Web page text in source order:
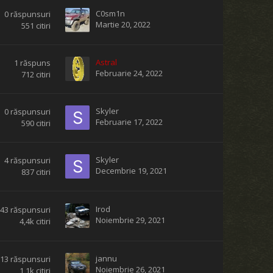
0 răspunsuri
551 citiri
C0sm1n
Martie 20, 2022
1 răspuns
712 citiri
Astral
Februarie 24, 2022
0 răspunsuri
590 citiri
Skyler
Februarie 17, 2022
4 răspunsuri
837 citiri
Skyler
Decembrie 19, 2021
43 răspunsuri
4,4k citiri
Irod
Noiembrie 29, 2021
13 răspunsuri
1,1k citiri
jannu
Noiembrie 26, 2021